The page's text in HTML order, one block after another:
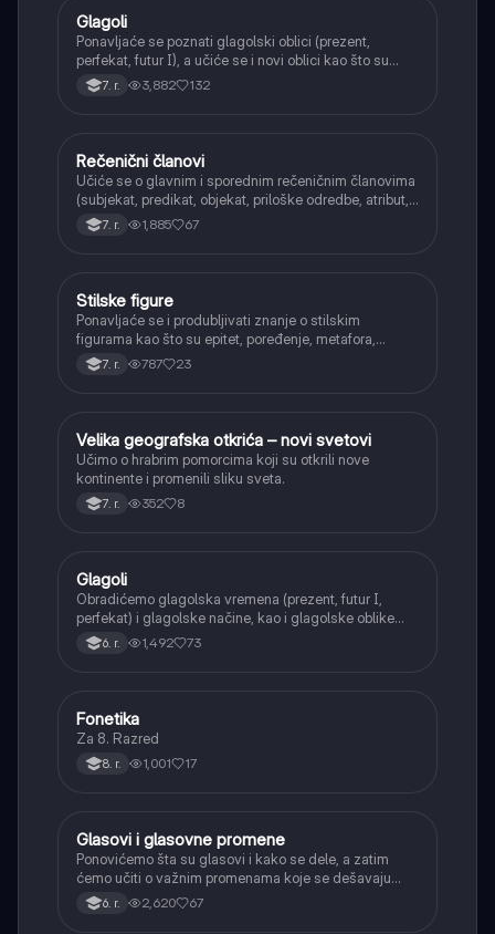
Srpski jezik
Glagoli
Ponavljaće se poznati glagolski oblici (prezent,
perfekat, futur I), a učiće se i novi oblici kao što su
aorist, imperfekat, pluskvamperfekat, futur II, kao i
glagolski prilozi i pridevi.
7. r. 3,882 132
Srpski jezik
Rečenični članovi
Učiće se o glavnim i sporednim rečeničnim članovima
(subjekat, predikat, objekat, priloške odredbe, atribut,
apozicija) i njihovoj funkciji.
7. r. 1,885 67
Srpski jezik
Stilske figure
Ponavljaće se i produbljivati znanje o stilskim
figurama kao što su epitet, poređenje, metafora,
personifikacija, hiperbola, onomatopeja, aliteracija i
asonanca, razumevajući njihovu ulogu u tekstu.
7. r. 787 23
Istorija
Velika geografska otkrića – novi svetovi
Učimo o hrabrim pomorcima koji su otkrili nove
kontinente i promenili sliku sveta.
7. r. 352 8
Srpski jezik
Glagoli
Obradićemo glagolska vremena (prezent, futur I,
perfekat) i glagolske načine, kao i glagolske oblike
(infinitiv, glagolski pridevi i prilozi) i glagolski vid
(svršeni i nesvršeni).
6. r. 1,492 73
Srpski jezik
Fonetika
Za 8. Razred
8. r. 1,001 17
Srpski jezik
Glasovi i glasovne promene
Ponovićemo šta su glasovi i kako se dele, a zatim
ćemo učiti o važnim promenama koje se dešavaju
kada se glasovi nađu jedan pored drugog u rečima
(npr. jednačenje suglasnika po zvučnosti i mestu
6. r. 2,620 67